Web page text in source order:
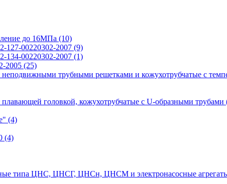
до 16МПа (10)
127-00220302-2007 (9)
134-00220302-2007 (1)
2005 (25)
трубными решетками и кожухотрубчатые с
головкой, кожухотрубчатые с U-образными трубами
(4)
(4)
типа ЦНС, ЦНСГ, ЦНСн, ЦНСМ и электронасосные